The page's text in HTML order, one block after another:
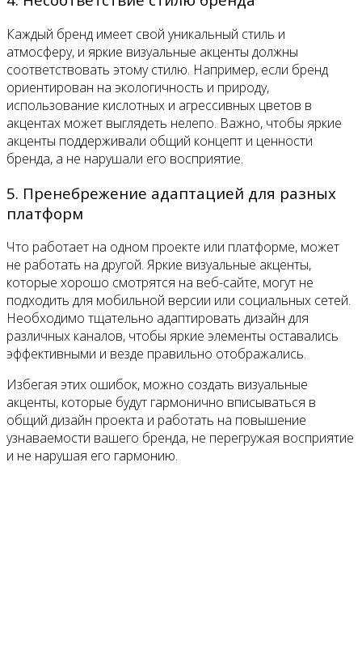
Каждый бренд имеет свой уникальный стиль и
атмосферу, и яркие визуальные акценты должны
соответствовать этому стилю. Например, если бренд
ориентирован на экологичность и природу,
использование кислотных и агрессивных цветов в
акцентах может выглядеть нелепо. Важно, чтобы яркие
акценты поддерживали общий концепт и ценности
бренда, а не нарушали его восприятие.
5. Пренебрежение адаптацией для разных
платформ
Что работает на одном проекте или платформе, может
не работать на другой. Яркие визуальные акценты,
которые хорошо смотрятся на веб-сайте, могут не
подходить для мобильной версии или социальных сетей.
Необходимо тщательно адаптировать дизайн для
различных каналов, чтобы яркие элементы оставались
эффективными и везде правильно отображались.
Избегая этих ошибок, можно создать визуальные
акценты, которые будут гармонично вписываться в
общий дизайн проекта и работать на повышение
узнаваемости вашего бренда, не перегружая восприятие
и не нарушая его гармонию.